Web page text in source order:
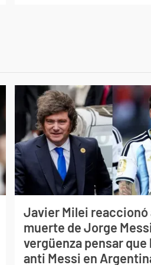
Javier Milei reaccionó
muerte de Jorge
vergüenza pensar que
anti Messi en